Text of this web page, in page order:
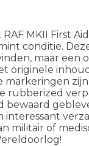
RAF MKII First
conditie.
maar een
originele
markeringen
rubberized
bewaard
interessant
militair of